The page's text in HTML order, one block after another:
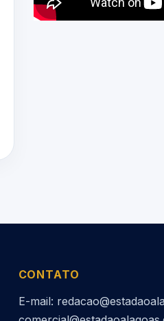
CONTATO
E-mail: